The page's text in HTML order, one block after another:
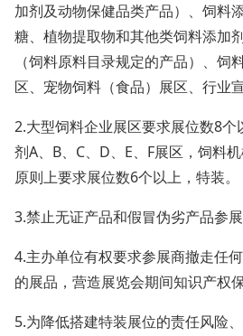
加剂及动物保健品类产品）、饲料
糖、植物提取物和其他类饲料添加
（饲料原料目录规定的产品）、饲
区、宠物饲料（食品）展区、行业
2.大型饲料企业展区要求展位数8个
剂A、B、C、D、E、F展区，饲料
原则上要求展位数6个以上，特装。
3.禁止无证产品和假冒伪劣产品参展
4.主办单位有权要求参展商撤走任
的展品，营造展览会期间知识产权
5.为降低搭建特装展位的责任风险